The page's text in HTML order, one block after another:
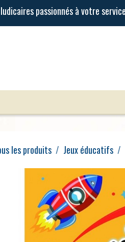
les produits Jeux éducatifs